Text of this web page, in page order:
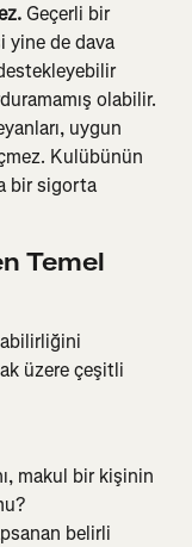
Geçerli bir
yine de dava
olabilir.
uygun
Kulübünün
bir sigorta
Temel
üzere çeşitli
makul bir kişinin
belirli